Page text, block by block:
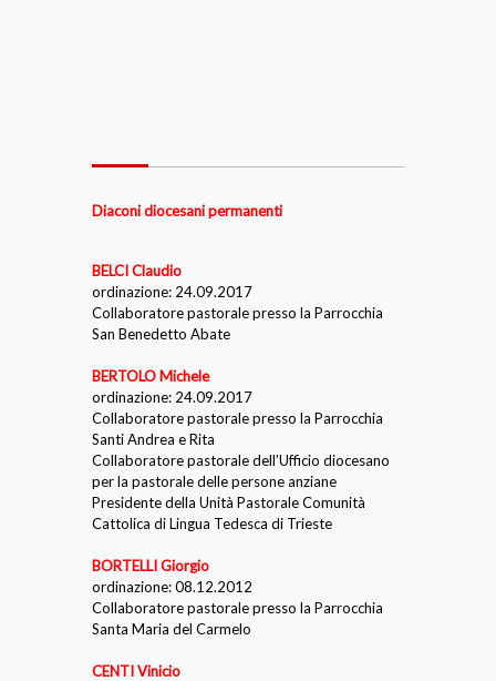
Diaconi diocesani permanenti
BELCI Claudio
ordinazione: 24.09.2017
Collaboratore pastorale presso la Parrocchia
San Benedetto Abate
BERTOLO Michele
ordinazione: 24.09.2017
Collaboratore pastorale presso la Parrocchia
Santi Andrea e Rita
Collaboratore pastorale dell’Ufficio diocesano
per la pastorale delle persone anziane
Presidente della Unità Pastorale Comunità
Cattolica di Lingua Tedesca di Trieste
BORTELLI Giorgio
ordinazione: 08.12.2012
Collaboratore pastorale presso la Parrocchia
Santa Maria del Carmelo
CENTI Vinicio